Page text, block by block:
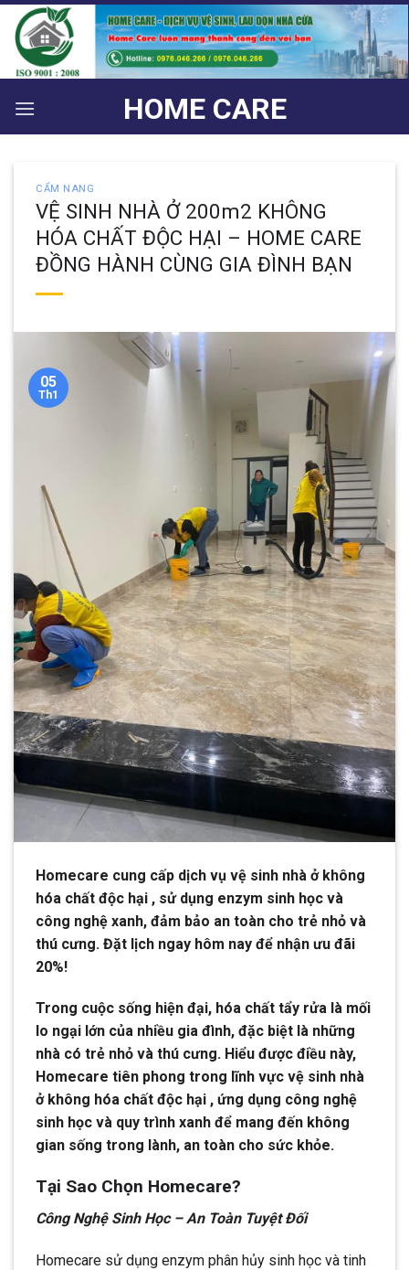
Bỏ
qua
nội
dung
HOME CARE
CẨM NANG
VỆ SINH NHÀ Ở 200m2 KHÔNG
HÓA CHẤT ĐỘC HẠI – HOME CARE
ĐỒNG HÀNH CÙNG GIA ĐÌNH BẠN
05
Th1
Homecare cung cấp dịch vụ vệ sinh nhà ở không
hóa chất độc hại , sử dụng enzym sinh học và
công nghệ xanh, đảm bảo an toàn cho trẻ nhỏ và
thú cưng. Đặt lịch ngay hôm nay để nhận ưu đãi
20%!
Trong cuộc sống hiện đại, hóa chất tẩy rửa là mối
lo ngại lớn của nhiều gia đình, đặc biệt là những
nhà có trẻ nhỏ và thú cưng. Hiểu được điều này,
Homecare tiên phong trong lĩnh vực vệ sinh nhà
ở không hóa chất độc hại , ứng dụng công nghệ
sinh học và quy trình xanh để mang đến không
gian sống trong lành, an toàn cho sức khỏe.
Tại Sao Chọn Homecare?
Công Nghệ Sinh Học – An Toàn Tuyệt Đối
Homecare sử dụng enzym phân hủy sinh học và tinh